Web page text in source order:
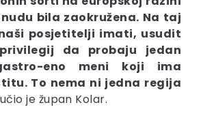
bila zaokružena. Na taj
posjetitelji imati, usudit
da probaju jedan
eno meni koji ima
To nema ni jedna regija
je župan Kolar.